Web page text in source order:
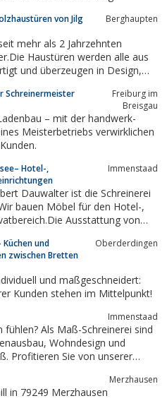
von Jilg
Berghaupten
mehr als 2 Jahrzehnten
Haustüren werden alle aus
und überzeugen in Design,
hergestellt.
Schreinermeister
Freiburg im
Breisgau
Meister­betriebs verwirklichen
Hotel-,
Immenstaad
Dauwalter ist die Schreinerei
bauen Möbel für den Hotel-,
und
zwischen Bretten
Oberderdingen
und maßgeschneidert:
Kunden stehen im Mittelpunkt!
Immenstaad
und
Profitieren Sie von unserer
Merzhausen
in 79249 Merzhausen